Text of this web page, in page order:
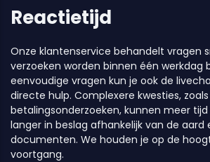
Reactietijd
Onze klantenservice behandelt vragen
verzoeken worden binnen één werkdag
eenvoudige vragen kun je ook de
directe hulp. Complexere kwesties,
betalingsonderzoeken, kunnen meer
langer in beslag afhankelijk van de aard
documenten. We houden je op de
voortgang.